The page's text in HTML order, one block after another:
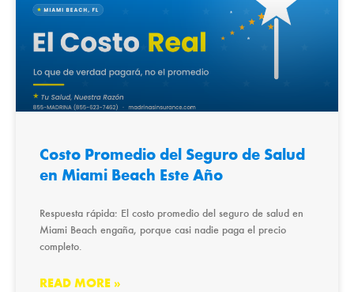
Costo Promedio del Seguro de Salud
en Miami Beach Este Año
Respuesta rápida: El costo promedio del seguro de salud en
Miami Beach engaña, porque casi nadie paga el precio
completo.
READ MORE »